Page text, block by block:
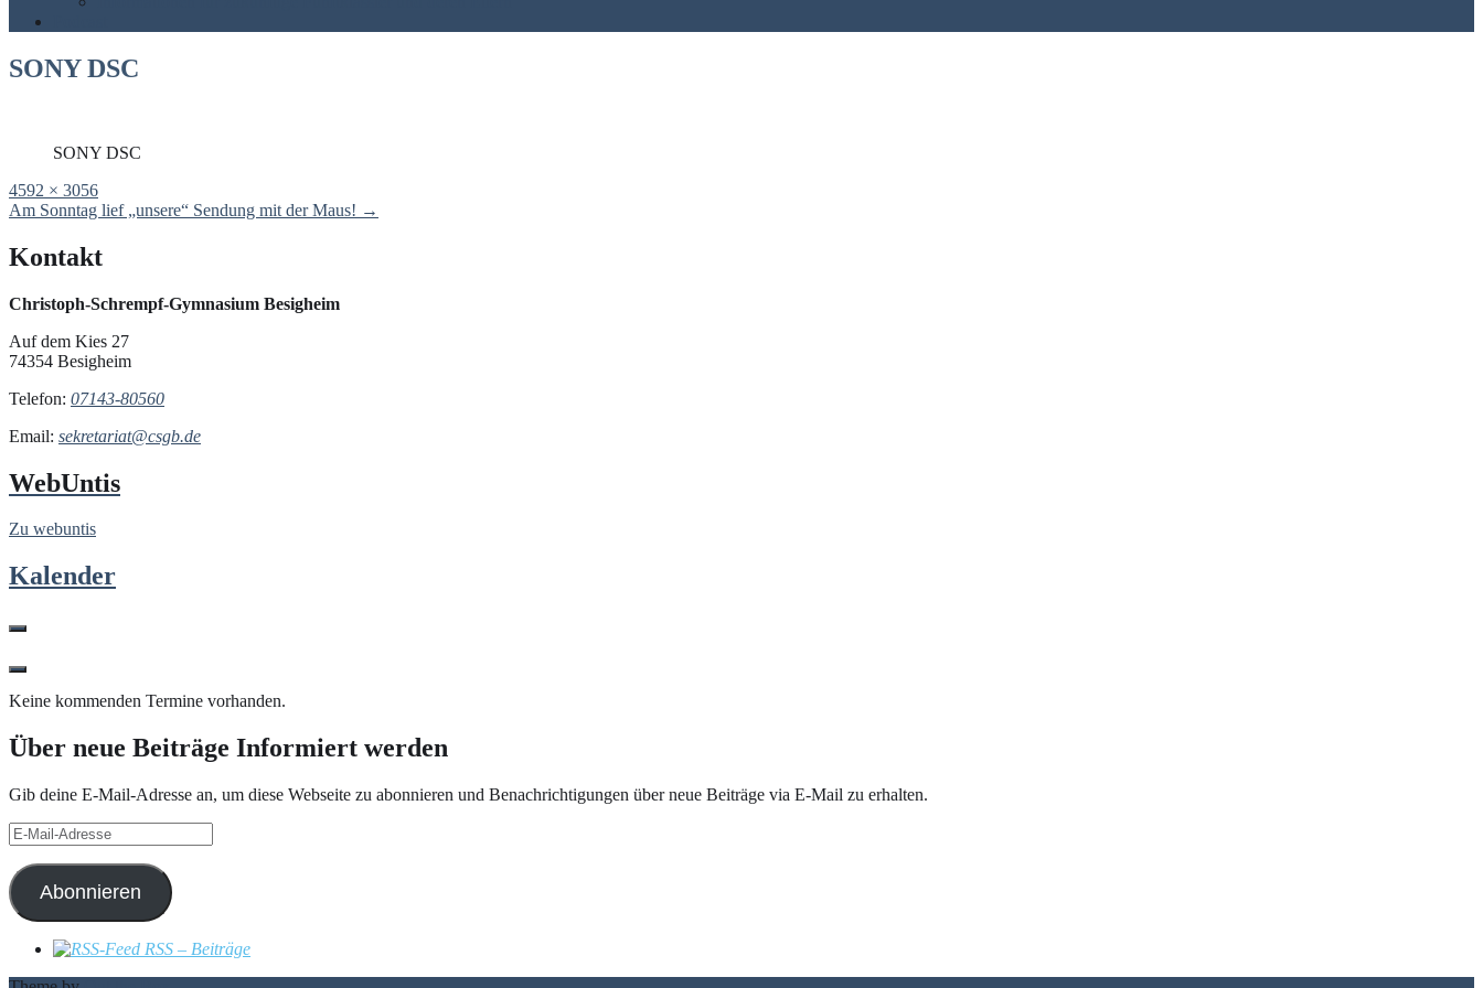
SONY DSC
SONY DSC
Full
size
4592 × 3056
Post
Am Sonntag lief „unsere“ Sendung mit der Maus! →
Kontakt
Christoph-Schrempf-Gymnasium Besigheim
Auf dem Kies 27
74354 Besigheim
Telefon: 07143-80560
Email: sekretariat@csgb.de
WebUntis
Zu webuntis
Kalender
Keine kommenden Termine vorhanden.
Über neue Beiträge Informiert werden
Gib deine E-Mail-Adresse an, um diese Webseite zu abonnieren und Benachrichtigungen über neue Beiträge via E-Mail zu erhalten.
E-
Mail-
Adresse
Abonnieren
RSS – Beiträge